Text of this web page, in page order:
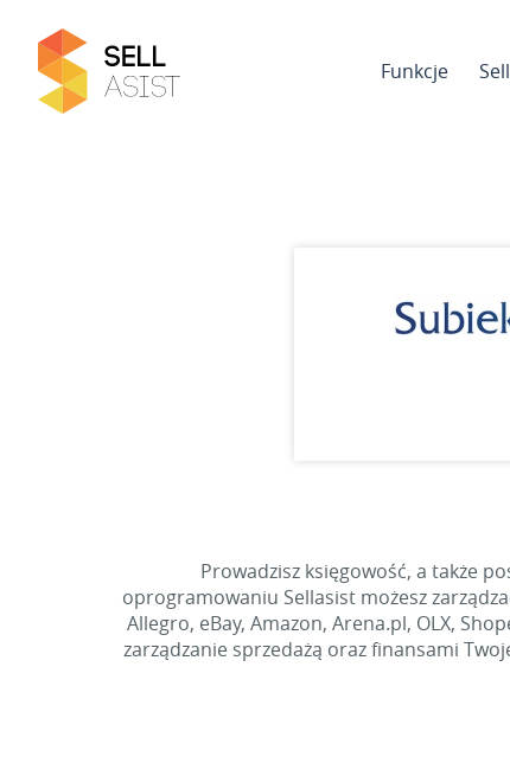
Funkcje
Prowadzisz księgowość, a także
oprogramowaniu Sellasist możesz
Allegro, eBay, Amazon, Arena.pl, OLX,
zarządzanie sprzedażą oraz finansami